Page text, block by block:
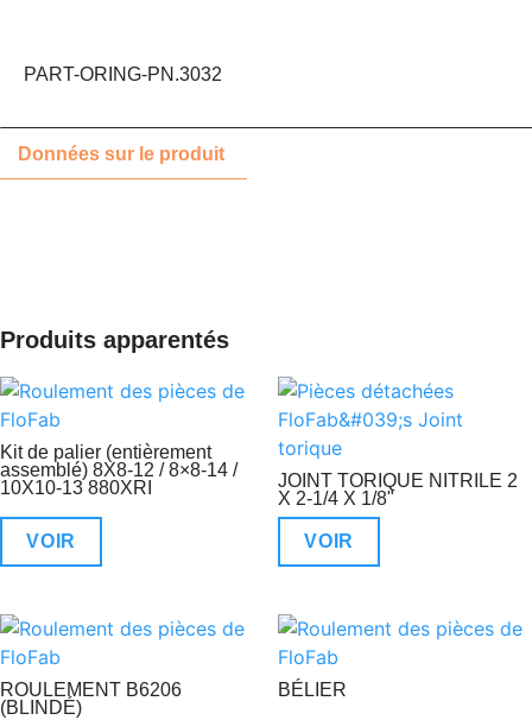
PART-ORING-PN.3032
Données sur le produit
Produits apparentés
Kit de palier (entièrement
assemblé) 8X8-12 / 8×8-14 /
10X10-13 880XRI
VOIR
JOINT TORIQUE NITRILE 2
X 2-1/4 X 1/8"
VOIR
ROULEMENT B6206
(BLINDÉ)
BÉLIER